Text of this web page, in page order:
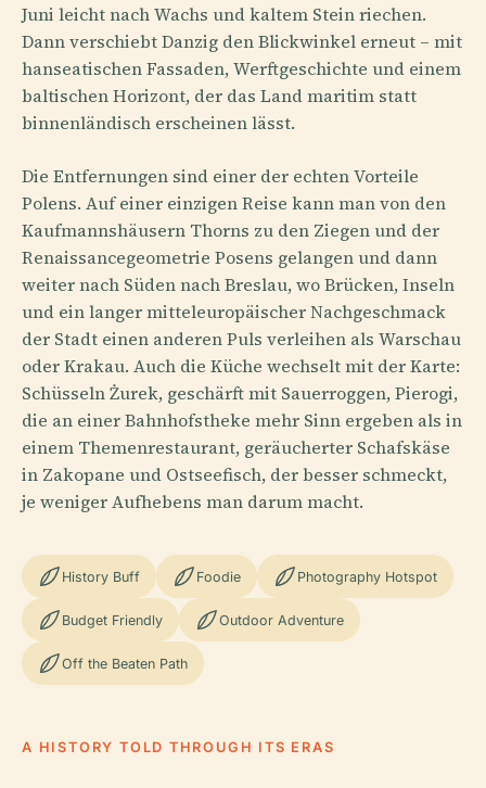
Juni leicht nach Wachs und kaltem Stein riechen.
Dann verschiebt Danzig den Blickwinkel erneut – mit
hanseatischen Fassaden, Werftgeschichte und einem
baltischen Horizont, der das Land maritim statt
binnenländisch erscheinen lässt.
Die Entfernungen sind einer der echten Vorteile
Polens. Auf einer einzigen Reise kann man von den
Kaufmannshäusern Thorns zu den Ziegen und der
Renaissancegeometrie Posens gelangen und dann
weiter nach Süden nach Breslau, wo Brücken, Inseln
und ein langer mitteleuropäischer Nachgeschmack
der Stadt einen anderen Puls verleihen als Warschau
oder Krakau. Auch die Küche wechselt mit der Karte:
Schüsseln Żurek, geschärft mit Sauerroggen, Pierogi,
die an einer Bahnhofstheke mehr Sinn ergeben als in
einem Themenrestaurant, geräucherter Schafskäse
in Zakopane und Ostseefisch, der besser schmeckt,
je weniger Aufhebens man darum macht.
History Buff Foodie Photography Hotspot
Budget Friendly Outdoor Adventure
Off the Beaten Path
A HISTORY TOLD THROUGH ITS ERAS